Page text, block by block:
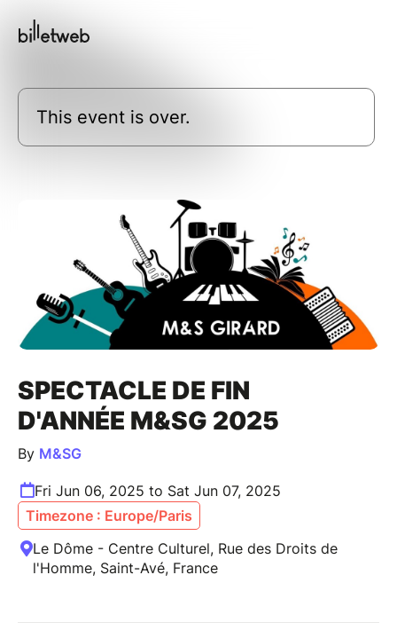
This event is over.
SPECTACLE DE FIN
D'ANNÉE M&SG 2025
By M&SG
Fri Jun 06, 2025 to Sat Jun 07, 2025
Timezone : Europe/Paris
Le Dôme - Centre Culturel, Rue des Droits de
l'Homme, Saint-Avé, France